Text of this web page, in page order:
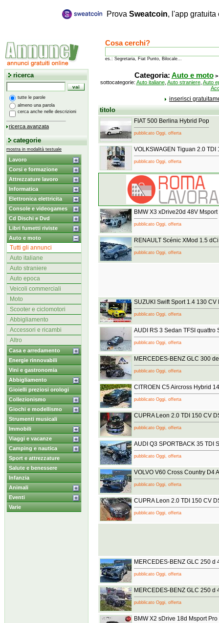
Prova Sweatcoin, l'app
Cosa cerchi?
es.: Segretaria, Fiat Punto, Bilocale...
ricerca
tutte le parole
almeno una parola
cerca anche nelle descrizioni
ricerca avanzata
categorie
mostra in modalità testuale
Lavoro
Corsi e formazione
Attrezzature lavoro
Informatica
Elettronica elettricita
Console e videogames
Cd Dischi e Dvd
Libri fumetti riviste
Auto e moto
Tutti gli annunci
Auto italiane
Auto straniere
Auto epoca
Veicoli commerciali
Moto
Scooter e ciclomotori
Abbigliamento
Accessori e ricambi
Altro
Casa e arredamento
Energie rinnovabili
Vini e gastronomia
Abbigliamento
Gioielli preziosi orologi
Collezionismo
Giochi e modellismo
Strumenti musicali
Immobili
Viaggi e vacanze
Camping e nautica
Sport e attrezzature
Salute e benessere
Infanzia
Animali
Eventi
Varie
Categoria: Auto e moto>
sottocategorie: Auto italiane, Auto straniere, Auto
inserisci
titolo
FIAT 500 Berlina Hybrid Pop
pubblicato Oggi, offerta
VOLKSWAGEN Tiguan 2.0 TDI
pubblicato Oggi, offerta
BMW X3 xDrive20d 48V Msport
pubblicato Oggi, offerta
RENAULT Scénic XMod 1.5
pubblicato Oggi, offerta
SUZUKI Swift Sport 1.4 130 CV
pubblicato Oggi, offerta
AUDI RS 3 Sedan TFSI quattro
pubblicato Oggi, offerta
MERCEDES-BENZ GLC 300
pubblicato Oggi, offerta
CITROEN C5 Aircross Hybrid
pubblicato Oggi, offerta
CUPRA Leon 2.0 TDI 150 CV
pubblicato Oggi, offerta
AUDI Q3 SPORTBACK 35 TDI
pubblicato Oggi, offerta
VOLVO V60 Cross Country D4
pubblicato Oggi, offerta
CUPRA Leon 2.0 TDI 150 CV
pubblicato Oggi, offerta
MERCEDES-BENZ GLC 250 d
pubblicato Oggi, offerta
MERCEDES-BENZ GLC 250 d
pubblicato Oggi, offerta
BMW X2 sDrive 18d Msport Pro